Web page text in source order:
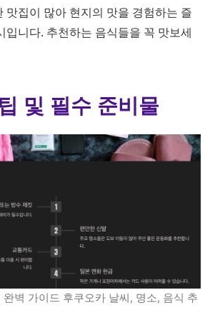
맛집이 많아 현지의 맛을 경험하는 즐
입니다. 추천하는 음식들을 꼭 맛보세
및 필수 준비물
벽 가이드 후쿠오카 날씨, 명소, 음식 추